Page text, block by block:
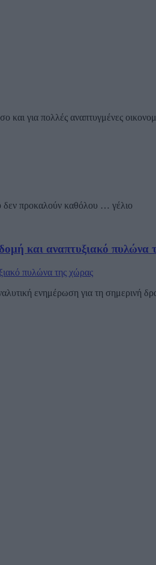
για πολλές αναπτυγμένες
δεν προκαλούν καθόλου … γέλιο
και αναπτυξιακό πυλώνα
ενημέρωση για τη σημερινή